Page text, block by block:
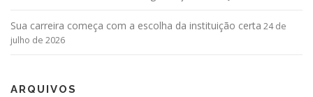
Sua carreira começa com a escolha da instituição certa 24 de
julho de 2026
ARQUIVOS